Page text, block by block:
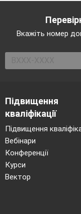
Вкажіть номер
Підвищення
кваліфікації
Підвищення
Вебінари
Конференції
Курси
Вектор